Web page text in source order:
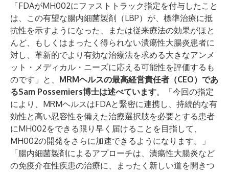
「FDAがMH002にファストトラック指定を付与したこと
は、この有望な腸内細菌製剤（LBP）が、標準治療に抵
抗性を示すようになった、または従来療法の効果がほと
んど、もしくはまったく得られない潰瘍性大腸炎患者に
対し、革新的でより有効な治療法を求める大きなアンメ
ット・メディカル・ニーズに応える可能性を評価するも
のです」と、 MRMヘルスの最高経営責任者（CEO）であ
るSam Possemiers博士は述べています。「今回の指定
により、MRMヘルスはFDAと緊密に連携し、持続的な有
効性と高い忍容性を備えた治療選択肢を必要とする患者
にMH002をできる限り早く届けることを目指して、
MH002の開発をさらに加速できるようになります。」
「腸内細菌製剤によるアプローチは、潰瘍性大腸炎など
の免疫介在性疾患の治療に、まったく新しい道を開きつ